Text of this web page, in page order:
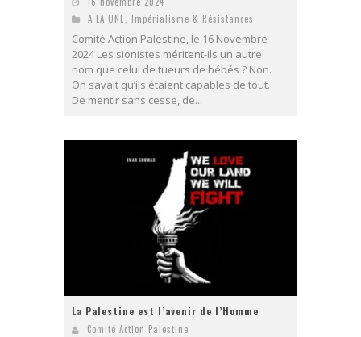
A LA UNE
Impérialisme & Résistances
Comité Action Palestine, le 16 Novembre
2024 Les sionistes méritent-ils un autre
nom que celui de tueurs de bébés ? Non.
On savait qu’ils étaient capables de tout.
De mentir sans cesse, de...
La Palestine est l’avenir de l’Homme
Comité Action Palestine